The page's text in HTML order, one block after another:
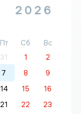
2026
Пт Сб
Вс
31 1
2
7 8
9
14 15
16
21 22
23